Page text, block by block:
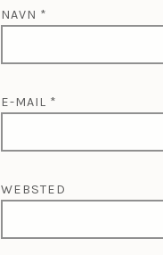
NAVN *
E-MAIL *
WEBSTED